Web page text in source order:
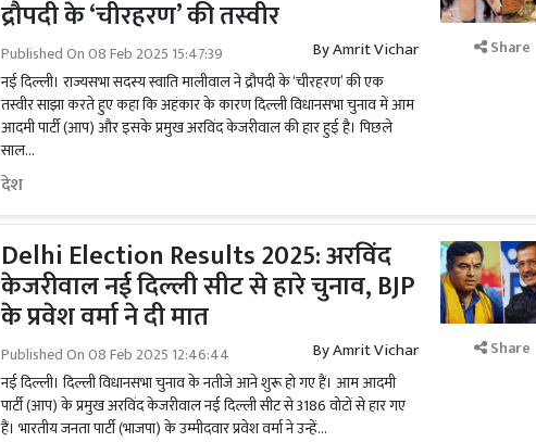
द्रौपदी के ‘चीरहरण’ की तस्वीर
Published On08 Feb 2025 15:47:39 ByAmrit Vichar
नई दिल्ली। राज्यसभा सदस्य स्वाति मालीवाल ने द्रौपदी के ‘चीरहरण’ की एक
तस्वीर साझा करते हुए कहा कि अहंकार के कारण दिल्ली विधानसभा चुनाव में आम
आदमी पार्टी (आप) और इसके प्रमुख अरविंद केजरीवाल की हार हुई है। पिछले
साल...
देश
Share
Delhi Election Results 2025: अरविंद
केजरीवाल नई दिल्ली सीट से हारे चुनाव, BJP
के प्रवेश वर्मा ने दी मात
Published On08 Feb 2025 12:46:44 ByAmrit Vichar
नई दिल्ली। दिल्ली विधानसभा चुनाव के नतीजे आने शुरू हो गए हैं। आम आदमी
पार्टी (आप) के प्रमुख अरविंद केजरीवाल नई दिल्ली सीट से 3186 वोटों से हार गए
हैं। भारतीय जनता पार्टी (भाजपा) के उम्मीदवार प्रवेश वर्मा ने उन्हें...
Share